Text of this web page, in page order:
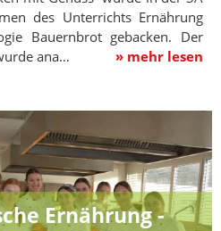
des Unterrichts Ernährung
Bauernbrot gebacken. Der
ana…
» mehr lesen
Ernährung -